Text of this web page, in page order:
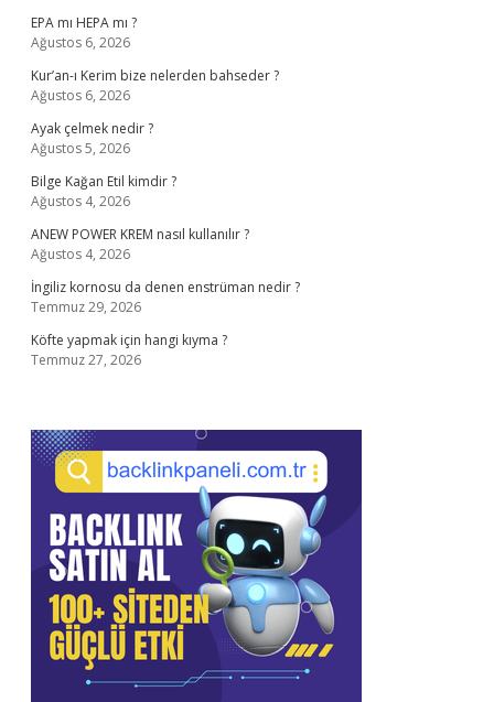
EPA mı HEPA mı ?
Ağustos 6, 2026
Kur’an-ı Kerim bize nelerden bahseder ?
Ağustos 6, 2026
Ayak çelmek nedir ?
Ağustos 5, 2026
Bilge Kağan Etil kimdir ?
Ağustos 4, 2026
ANEW POWER KREM nasıl kullanılır ?
Ağustos 4, 2026
İngiliz kornosu da denen enstrüman nedir ?
Temmuz 29, 2026
Köfte yapmak için hangi kıyma ?
Temmuz 27, 2026